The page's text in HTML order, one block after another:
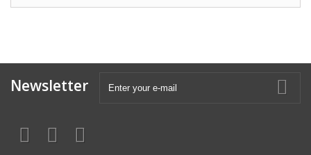
Newsletter